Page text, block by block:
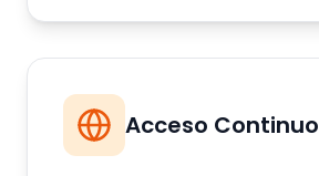
Acceso Continuo